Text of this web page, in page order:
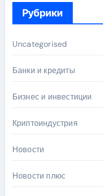
Рубрики
Uncategorised
Банки и кредиты
Бизнес и инвестиции
Криптоиндустрия
Новости
Новости плюс